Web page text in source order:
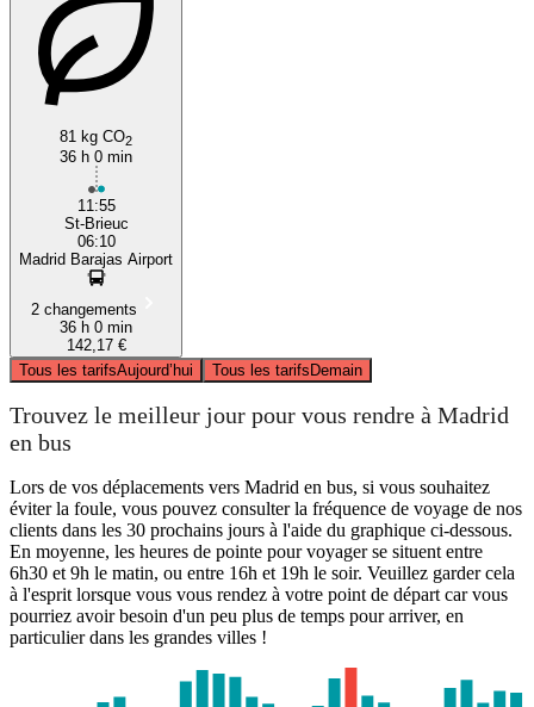
81 kg CO2
36 h 0 min
11:55
St-Brieuc
06:10
Madrid Barajas Airport
2 changements
36 h 0 min
142,17 €
Tous les tarifsAujourd’hui Tous les tarifsDemain
Trouvez le meilleur jour pour vous rendre à Madrid
en bus
Lors de vos déplacements vers Madrid en bus, si vous souhaitez
éviter la foule, vous pouvez consulter la fréquence de voyage de nos
clients dans les 30 prochains jours à l'aide du graphique ci-dessous.
En moyenne, les heures de pointe pour voyager se situent entre
6h30 et 9h le matin, ou entre 16h et 19h le soir. Veuillez garder cela
à l'esprit lorsque vous vous rendez à votre point de départ car vous
pourriez avoir besoin d'un peu plus de temps pour arriver, en
particulier dans les grandes villes !